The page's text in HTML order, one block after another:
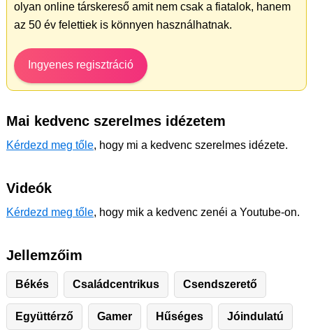
olyan online társkereső amit nem csak a fiatalok, hanem
az 50 év felettiek is könnyen használhatnak.
Ingyenes regisztráció
Mai kedvenc szerelmes idézetem
Kérdezd meg tőle, hogy mi a kedvenc szerelmes idézete.
Videók
Kérdezd meg tőle, hogy mik a kedvenc zenéi a Youtube-on.
Jellemzőim
Békés Családcentrikus Csendszerető
Együttérző Gamer Hűséges Jóindulatú